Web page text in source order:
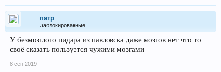
патр
Заблокированные
У безмозглого пидара из павловска даже мозгов нет что то
своё сказать пользуется чужими мозгами
8 сен 2019